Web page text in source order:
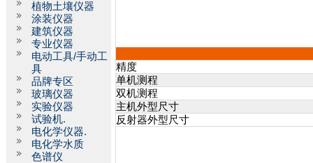
植物土壤仪器
涂装仪器
建筑仪器
专业仪器
电动工具/手动工
具
品牌专区
玻璃仪器
实验仪器
试验机.
电化学仪器.
电化学水质
色谱仪
精度
单机测程
双机测程
主机外型尺寸
反射器外型尺寸